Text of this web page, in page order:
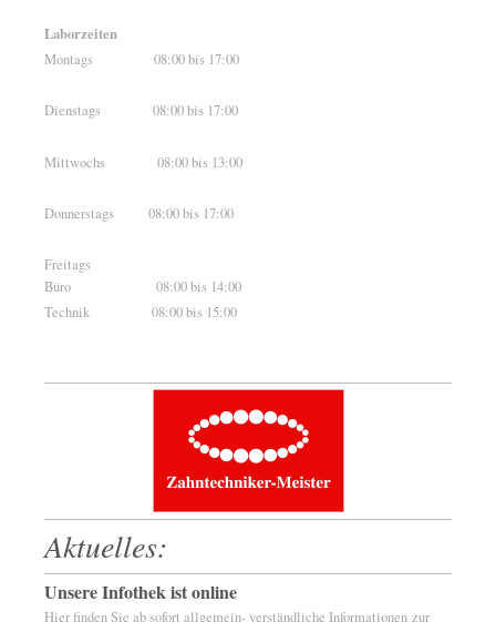
Laborzeiten
Montags 08:00 bis 17:00
Dienstags 08:00 bis 17:00
Mittwochs 08:00 bis 13:00
Donnerstags 08:00 bis 17:00
Freitags
Büro 08:00 bis 14:00
Technik 08:00 bis 15:00
Aktuelles:
Unsere Infothek ist online
Hier finden Sie ab sofort allgemein- verständliche Informationen zur